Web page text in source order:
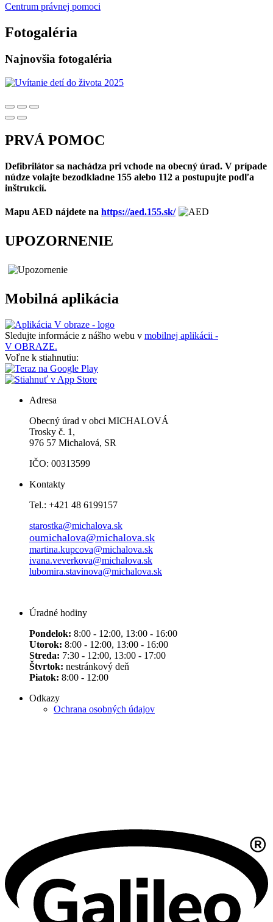
Centrum právnej pomoci
Fotogaléria
Najnovšia fotogaléria
PRVÁ POMOC
Defibrilátor sa nachádza pri vchode na obecný úrad. V prípade
núdze volajte bezodkladne 155 alebo 112 a postupujte podľa
inštrukcií.
Mapu AED nájdete na https://aed.155.sk/
UPOZORNENIE
Mobilná aplikácia
Sledujte informácie z nášho webu v mobilnej aplikácii -
V OBRAZE.
Voľne k stiahnutiu:
Adresa
Obecný úrad v obci MICHALOVÁ
Trosky č. 1,
976 57 Michalová, SR
IČO: 00313599
Kontakty
Tel.: +421 48 6199157
starostka@michalova.sk
oumichalova@michalova.sk
martina.kupcova@michalova.sk
ivana.veverkova@michalova.sk
lubomira.stavinova@michalova.sk
Úradné hodiny
Pondelok: 8:00 - 12:00, 13:00 - 16:00
Utorok: 8:00 - 12:00, 13:00 - 16:00
Streda: 7:30 - 12:00, 13:00 - 17:00
Štvrtok: nestránkový deň
Piatok: 8:00 - 12:00
Odkazy
Ochrana osobných údajov